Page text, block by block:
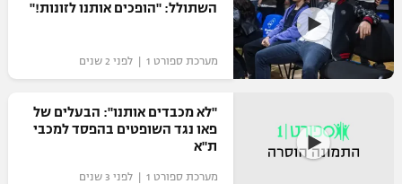
השתולל: "הופכים אותנו לזונות!"
מערכת ספורט 1 | לפני 2 שנים
"לא מכבדים אותנו": הבעלים של
פאו נגד השופטים בהפסד למכבי
ת"א
מערכת ספורט 1 | לפני 3 שנים